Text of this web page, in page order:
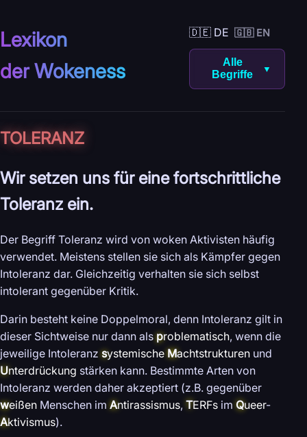
Lexikon
der Wokeness
🇩🇪 DE 🇬🇧 EN
Alle
Begriffe
▼
TOLERANZ
Wir setzen uns für eine fortschrittliche
Toleranz ein.
Der Begriff Toleranz wird von woken Aktivisten häufig
verwendet. Meistens stellen sie sich als Kämpfer gegen
Intoleranz dar. Gleichzeitig verhalten sie sich selbst
intolerant gegenüber Kritik.
Darin besteht keine Doppelmoral, denn Intoleranz gilt in
dieser Sichtweise nur dann alsproblematisch, wenn die
jeweilige Intoleranz systemische Machtstrukturen und
Unterdrückung stärken kann. Bestimmte Arten von
Intoleranz werden daher akzeptiert (z.B. gegenüber
weißen Menschen im Antirassismus, TERFs im Queer-
Aktivismus).